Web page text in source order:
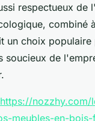
respectueux de
combiné
un choix populaire
soucieux de
https://nozzhy.com/
meubles-en-